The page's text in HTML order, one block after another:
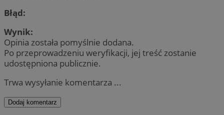
Błąd:
Wynik:
Opinia została pomyślnie dodana.
Po przeprowadzeniu weryfikacji, jej treść zostanie
udostępniona publicznie.
Trwa wysyłanie komentarza ...
Dodaj komentarz